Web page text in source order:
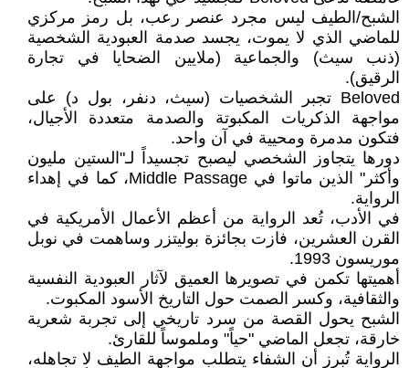
الشبح/الطيف ليس مجرد عنصر رعب، بل رمز مركزي
للماضي الذي لا يموت، يجسد صدمة العبودية الشخصية
(ذنب سيث) والجماعية (ملايين الضحايا في تجارة
الرقيق).
Beloved تجبر الشخصيات (سيث، دنفر، بول د) على
مواجهة الذكريات المكبوتة والصدمة متعددة الأجيال،
فتكون مدمرة ومحيية في آن واحد.
دورها يتجاوز الشخصي ليصبح تجسيداً لـ"الستين مليون
وأكثر" الذين ماتوا في Middle Passage، كما في إهداء
الرواية.
في الأدب، تُعد الرواية من أعظم الأعمال الأمريكية في
القرن العشرين، فازت بجائزة بوليتزر وساهمت في نوبل
موريسون 1993.
أهميتها تكمن في تصويرها العميق لآثار العبودية النفسية
والثقافية، وكسر الصمت حول التاريخ الأسود المكبوت.
الشبح يحول القصة من سرد تاريخي إلى تجربة شعرية
خارقة، تجعل الماضي "حياً" وملموساً للقارئ.
الرواية تُبرز أن الشفاء يتطلب مواجهة الطيف لا تجاهله،